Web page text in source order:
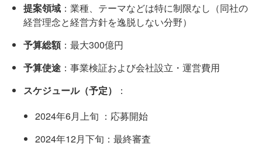
提案領域 ：業種、テーマなどは特に制限なし（同社の
経営理念と経営方針を逸脱しない分野）
予算総額：最大300億円
予算使途 ：事業検証および会社設立・運営費用
スケジュール（予定）
：
2024年6月上旬 ：応募開始
2024年12月下旬：最終審査